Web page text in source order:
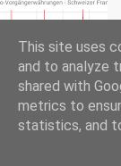
Ausblick bis 2024
This site uses
and to analyze
shared with
metrics to
statistics, and